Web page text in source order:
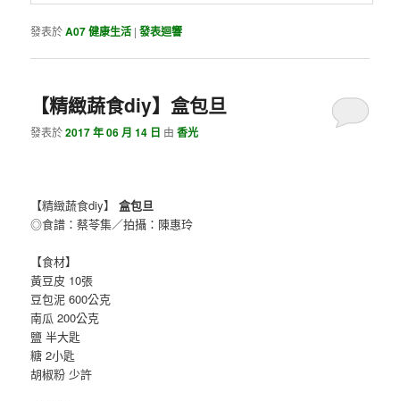
發表於A07 健康生活 |發表迴響
【精緻蔬食diy】盒包旦
發表於2017 年 06 月 14 日 由香光
【精緻蔬食diy】盒包旦
◎食譜：蔡苓集／拍攝：陳惠玲
【食材】
黃豆皮 10張
豆包泥 600公克
南瓜 200公克
鹽 半大匙
糖 2小匙
胡椒粉 少許